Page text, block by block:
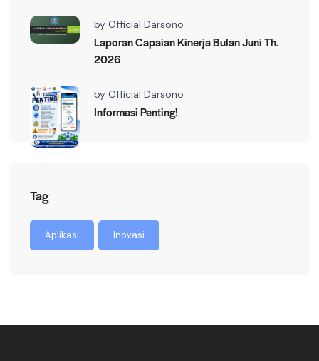
by Official Darsono
Laporan Capaian Kinerja Bulan Juni Th.
2026
by Official Darsono
Informasi Penting!
Tag
Aplikasi Inovasi